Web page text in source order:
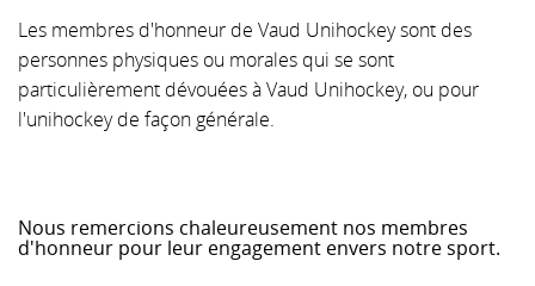
Les membres d'honneur de Vaud Unihockey sont des
personnes physiques ou morales qui se sont
particulièrement dévouées à Vaud Unihockey, ou pour
l'unihockey de façon générale.
Nous remercions chaleureusement nos membres
d'honneur pour leur engagement envers notre sport.